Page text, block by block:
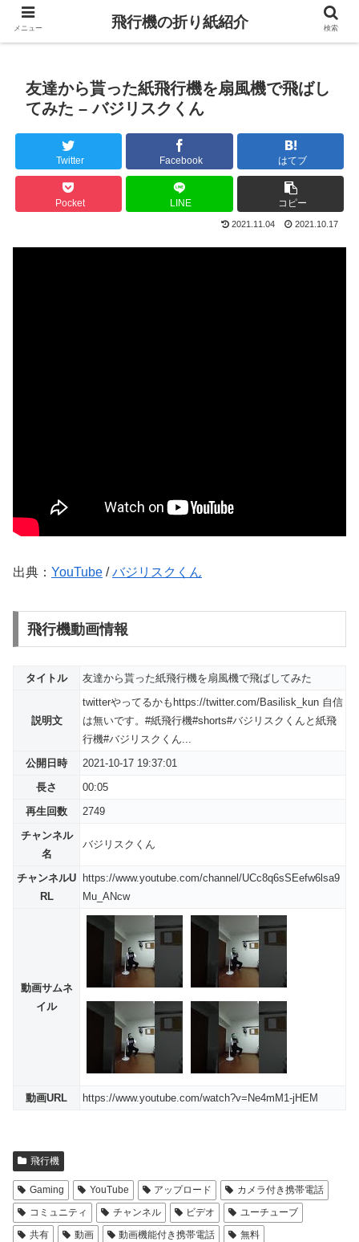
友達から貰った紙飛行機を扇風機で飛ばし
てみた – バジリスクくん
Twitter Facebook はてブ
Pocket LINE コピー
2021.11.04 2021.10.17
出典： YouTube /バジリスクくん
飛行機動画情報
タイトル 友達から貰った紙飛行機を扇風機で飛ばしてみた
説明文
twitterやってるかもhttps://twitter.com/Basilisk_kun 自信
は無いです。#紙飛行機#shorts#バジリスクくんと紙飛
行機#バジリスクくん...
公開日時
2021-10-17 19:37:01
長さ
00:05
再生回数
2749
チャンネル
名
バジリスクくん
チャンネルU
RL
https://www.youtube.com/channel/UCc8q6sSEefw6lsa9
Mu_ANcw
動画サムネ
イル
動画URL https://www.youtube.com/watch?v=Ne4mM1-jHEM
飛行機
Gaming YouTube アップロード
カメラ付き携帯電話
コミュニティ
チャンネル ビデオ
ユーチューブ
共有
動画 動画機能付き携帯電話 無料
メニュー 飛行機の折り紙紹介 検索